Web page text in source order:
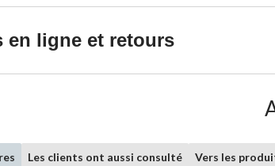
en ligne et retours
Les clients ont aussi consulté Vers les